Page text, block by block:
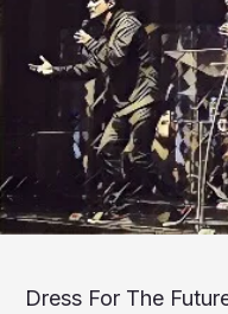
Dress For The